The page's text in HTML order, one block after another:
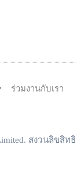
ร่วมงานกับเรา
สงวนลิขสิทธิ